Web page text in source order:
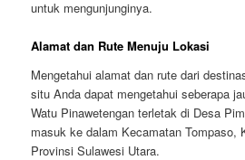
untuk mengunjunginya.
Alamat dan Rute Menuju Lokasi
Mengetahui alamat dan rute dari
situ Anda dapat mengetahui seberapa
Watu Pinawetengan terletak di Desa
masuk ke dalam Kecamatan Tompaso,
Provinsi Sulawesi Utara.